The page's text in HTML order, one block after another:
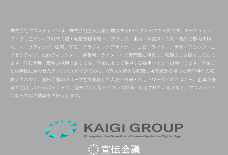
株式会社マスメディアンは、株式会社宣伝会議と構成するKAIGIグループの一員です。マーケティン
グ・クリエイティブの求人数・転職支援実績トップクラス。東京・名古屋・大阪・福岡に拠点を持
ち、マーケティング、広報、宣伝、グラフィックデザイナー、コピーライター、営業・アカウントエ
グゼクティブ、Webディレクター、編集者、ライターなど専門職に特化し、転職のご支援をしており
ます。同じ業種・職種の採用であっても、企業によって重視する採用ポイントは異なります。企業ご
との特徴に合わせたアドバイスができるのも、6万人を超える転職支援実績から培った専門特化の転
職ノウハウと、宣伝会議のグループ力を駆使した人脈・情報・ネットワークがあればこそ。企業が選
考で注目しているポイントや、過去にどんな人がプラス評価・採用されているかなど、マスメディア
ンならではの情報をお伝えします。